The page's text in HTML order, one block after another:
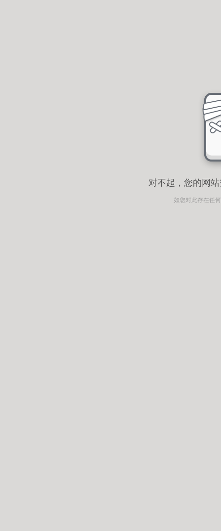
对不起，您的网
如您对此存在任